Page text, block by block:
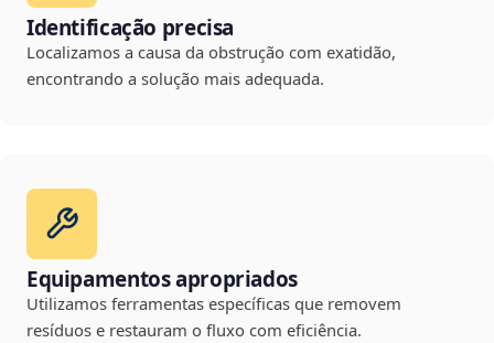
Identificação precisa
Localizamos a causa da obstrução com exatidão,
encontrando a solução mais adequada.
Equipamentos apropriados
Utilizamos ferramentas específicas que removem
resíduos e restauram o fluxo com eficiência.